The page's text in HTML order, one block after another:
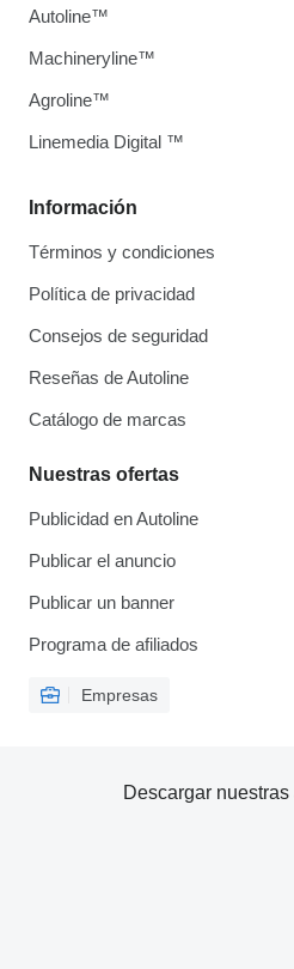
Información
Términos y condiciones
Política de privacidad
Consejos de seguridad
Reseñas de Autoline
Catálogo de marcas
Nuestras ofertas
Publicidad en Autoline
Publicar el anuncio
Publicar un banner
Programa de afiliados
Empresas
Autoline™
Machineryline™
Agroline™
Linemedia Digital ™
Descargar